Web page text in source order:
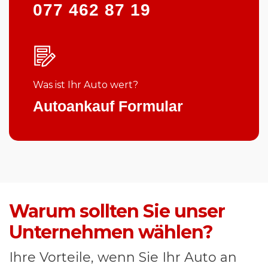
077 462 87 19
Was ist Ihr Auto wert?
Autoankauf Formular
Warum sollten Sie unser
Unternehmen wählen?
Ihre Vorteile, wenn Sie Ihr Auto an